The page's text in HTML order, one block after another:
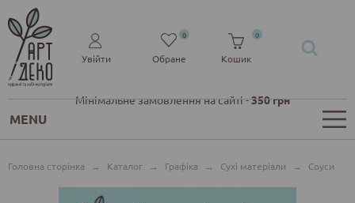
Мінімальне замовлення на сайті -350 грн
Увійти Обране
0
Кошик
0
MENU
Головна сторінка → Каталог → Графіка → Сухі матеріали → Соуси